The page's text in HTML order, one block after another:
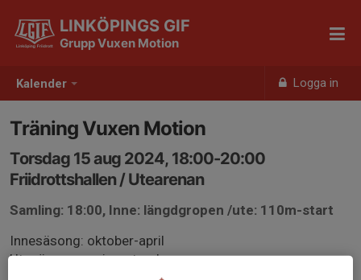
Kalender Logga in
LINKÖPINGS GIF
Grupp Vuxen Motion
Träning Vuxen Motion
Torsdag 15 aug 2024, 18:00-20:00
Friidrottshallen / Utearenan
Samling: 18:00, Inne: längdgropen /ute: 110m-start
Innesäsong: oktober-april
Utesäsong: maj-september